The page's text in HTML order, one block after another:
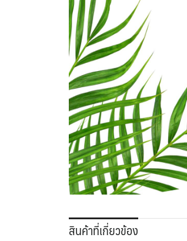
สินค้าที่เกี่ยวข้อง